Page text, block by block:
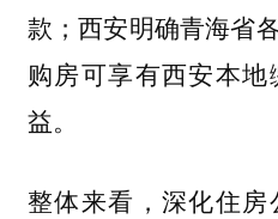
款；西安明确青海省
购房可享有西安本
益。
整体来看，深化住